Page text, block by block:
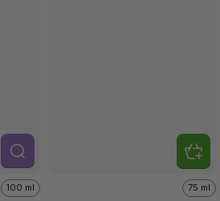
100 ml
Szcze
góły
75 ml